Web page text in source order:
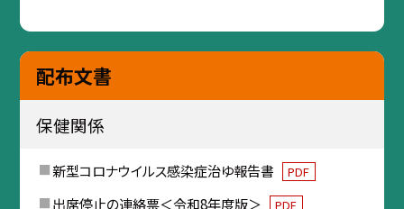
配布文書
保健関係
新型コロナウイルス感染症治ゆ報告書 PDF
出席停止の連絡票＜令和8年度版＞ PDF